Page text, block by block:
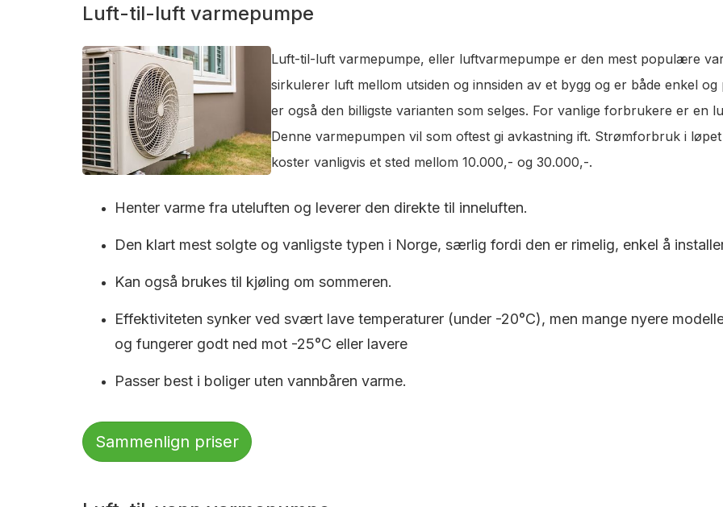
Luft-til-luft varmepumpe
Luft-til-luft varmepumpe, eller luftvarmepumpe er den mest populære
sirkulerer luft mellom utsiden og innsiden av et bygg og er både enkel
er også den billigste varianten som selges. For vanlige forbrukere er en
Denne varmepumpen vil som oftest gi avkastning ift. Strømforbruk i
koster vanligvis et sted mellom 10.000,- og 30.000,-.
Henter varme fra uteluften og leverer den direkte til inneluften.
Den klart mest solgte og vanligste typen i Norge, særlig fordi den er rimelig, enkel å
Kan også brukes til kjøling om sommeren.
Effektiviteten synker ved svært lave temperaturer (under -20°C), men mange nyere
og fungerer godt ned mot -25°C eller lavere
Passer best i boliger uten vannbåren varme.
Sammenlign priser